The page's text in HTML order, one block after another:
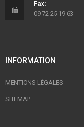
Fax:
09 72 25 19 63
INFORMATION
MENTIONS LÉGALES
SITEMAP